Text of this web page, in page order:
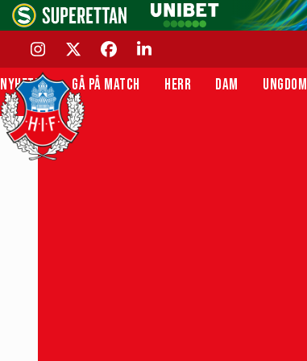
Skip
to
contentINSTAGRAM
TWITTERFACEBOOK
LINKEDIN
NYHETER GÅ PÅ MATCH HERR DAM UNGDOM